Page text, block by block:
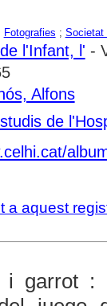
Fotografies ; Societat
l'Infant, l' -
Alfons
de
a aquest
i garrot